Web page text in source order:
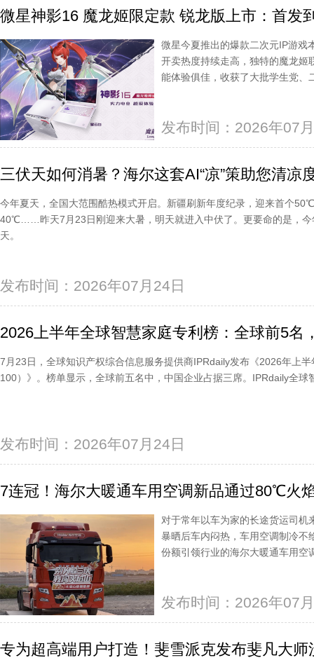
微星神影16 魔龙姬限定款 锐龙版上市：首发
微星今夏推出的爆款二次元IP游戏
开卖热度持续走高，独特的魔龙姬
能体验俱佳，收获了大批学生党、
发布时间：2026年07
三伏天如何消暑？海尔这套AI“凉”策助您清凉
今年夏天，全国大范围酷热模式开启。新疆刷新年度纪录，迎来首个
40℃……昨天7月23日刚迎来大暑，明天就进入中伏了。更要命的是，今
天。
发布时间：2026年07月24日
2026上半年全球智慧家庭专利榜：全球前5名
7月23日，全球知识产权综合信息服务提供商IPRdaily发布《2026年上
100）》。榜单显示，全球前五名中，中国企业占据三席。IPRdaily全
发布时间：2026年07月24日
7连冠！海尔大暖通车用空调新品通过80℃火
对于常年以车为家的长途货运司机
暴晒后车内闷热，车用空调制冷不
份额引领行业的海尔大暖通车用
发布时间：2026年07
专为超高端用户打造！斐雪派克发布斐凡大师